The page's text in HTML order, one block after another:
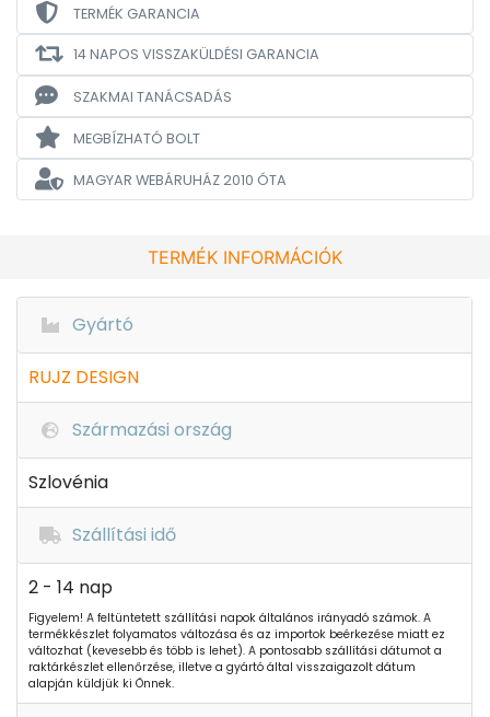
TERMÉK GARANCIA
14 NAPOS VISSZAKÜLDÉSI GARANCIA
SZAKMAI TANÁCSADÁS
MEGBÍZHATÓ BOLT
MAGYAR WEBÁRUHÁZ2010 ÓTA
TERMÉK INFORMÁCIÓK
Gyártó
RUJZ DESIGN
Származási ország
Szlovénia
Szállítási idő
2 - 14 nap
Figyelem! A feltüntetett szállítási napok általános irányadó számok. A
termékkészlet folyamatos változása és az importok beérkezése miatt ez
változhat (kevesebb és több is lehet). A pontosabb szállítási dátumot a
raktárkészlet ellenőrzése, illetve a gyártó által visszaigazolt dátum
alapján küldjük ki Önnek.